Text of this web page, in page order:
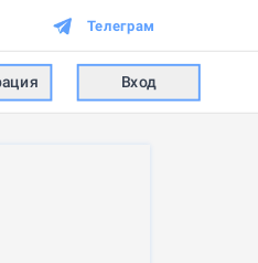
Телеграм
Вход